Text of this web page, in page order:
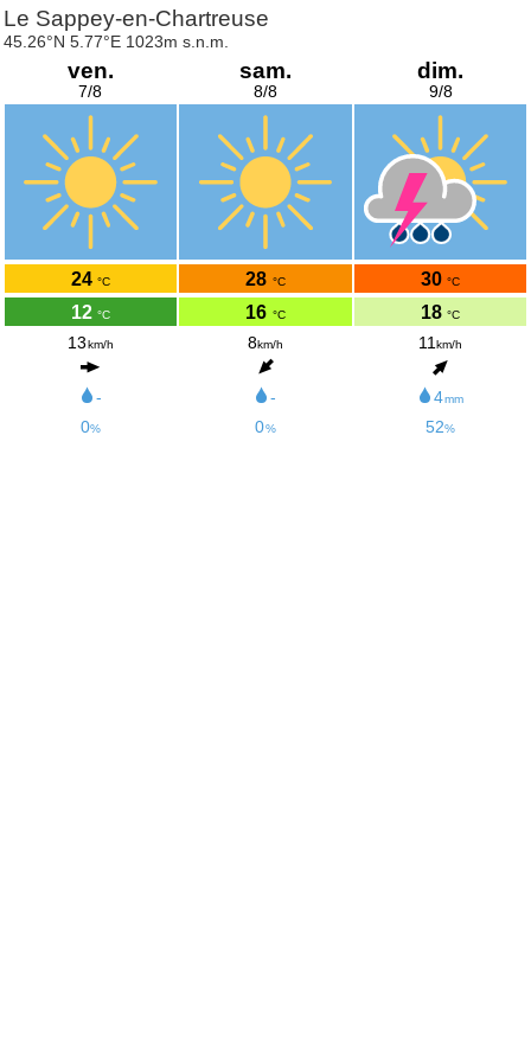
Le Sappey-en-Chartreuse
45.26°N 5.77°E 1023m s.n.m.
ven.
7/8
24 °C
12 °C
13 km/h
-
0%
sam.
8/8
28 °C
16 °C
8km/h
-
0%
dim.
9/8
30 °C
18 °C
11km/h
4mm
52%